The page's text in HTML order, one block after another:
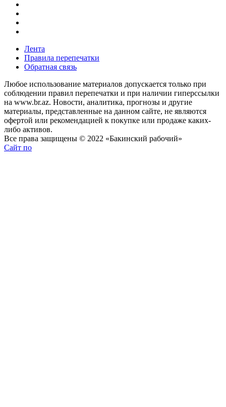
Лента
Правила перепечатки
Обратная связь
Любое использование материалов допускается только при
соблюдении правил перепечатки и при наличии гиперссылки
на www.br.az. Новости, аналитика, прогнозы и другие
материалы, представленные на данном сайте, не являются
офертой или рекомендацией к покупке или продаже каких-
либо активов.
Все права защищены © 2022 «Бакинский рабочий»
Сайт по